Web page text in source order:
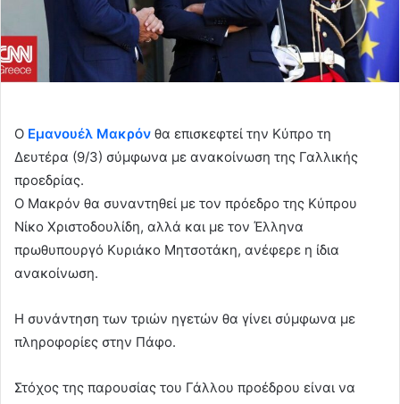
Ο Εμανουέλ Μακρόν θα επισκεφτεί την Κύπρο τη
Δευτέρα (9/3) σύμφωνα με ανακοίνωση της Γαλλικής
προεδρίας.
Ο Μακρόν θα συναντηθεί με τον πρόεδρο της Κύπρου
Νίκο Χριστοδουλίδη, αλλά και με τον Έλληνα
πρωθυπουργό Κυριάκο Μητσοτάκη, ανέφερε η ίδια
ανακοίνωση.
Η συνάντηση των τριών ηγετών θα γίνει σύμφωνα με
πληροφορίες στην Πάφο.
Στόχος της παρουσίας του Γάλλου προέδρου είναι να